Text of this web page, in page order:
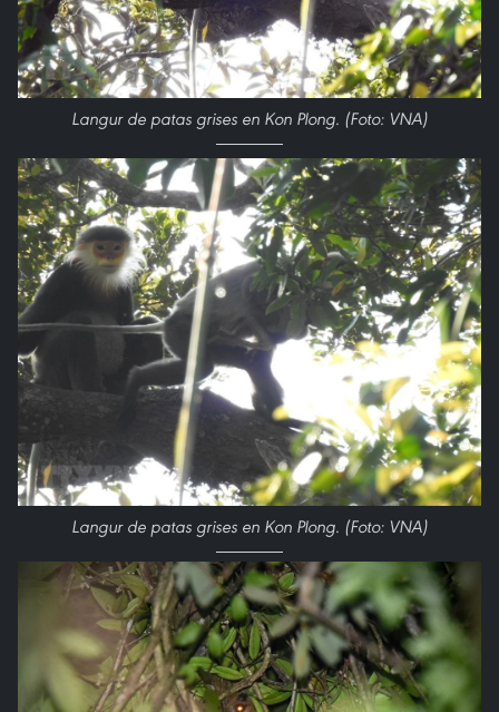
Langur de patas grises en Kon Plong. (Foto: VNA)
Langur de patas grises en Kon Plong. (Foto: VNA)